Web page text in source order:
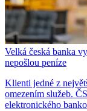
Velká česká banka
nepošlou peníze
Klienti jedné z
omezením služeb.
elektronického